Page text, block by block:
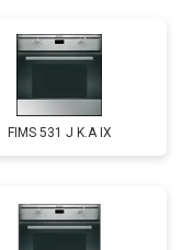
FIMS 531 J K.A IX